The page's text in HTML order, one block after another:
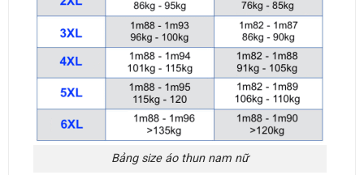
Bảng size áo thun nam nữ